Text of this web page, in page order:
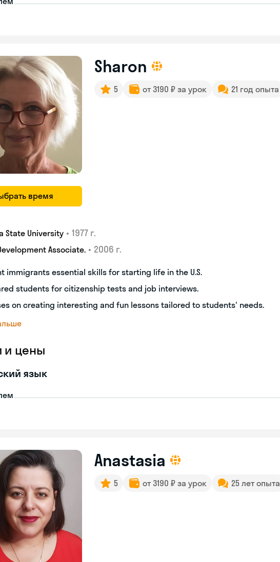
время
Sharon
5 от 3190 ₽ за урок 21 год опыта
State University • 1977 г.
Associate. • 2006 г.
immigrants essential skills for starting life in the U.S.
students for citizenship tests and job interviews.
on creating interesting and fun lessons tailored to students' needs.
и цены
язык
Anastasia
5 от 3190 ₽ за урок 25 лет опыта